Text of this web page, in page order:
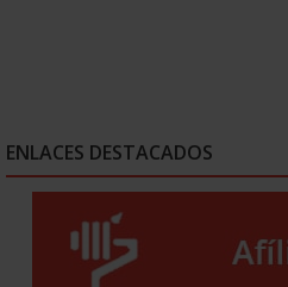
ENLACES DESTACADOS